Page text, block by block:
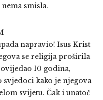
smisla.
napravio! Isus Krist
se religija proširila
10 godina,
svjedoci kako je njegova
svijetu. Čak i unatoč